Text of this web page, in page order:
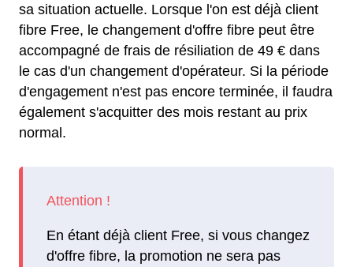
sa situation actuelle. Lorsque l'on est déjà client
fibre Free, le changement d'offre fibre peut être
accompagné de frais de résiliation de 49 € dans
le cas d'un changement d'opérateur. Si la période
d'engagement n'est pas encore terminée, il faudra
également s'acquitter des mois restant au prix
normal.
En étant déjà client Free, si vous changez
d'offre fibre, la promotion ne sera pas